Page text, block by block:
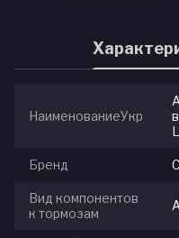
НаименованиеУкр
Бренд
Вид компонентов
к тормозам